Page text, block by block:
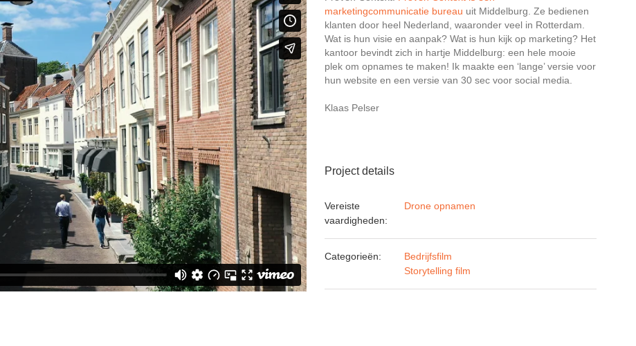
marketingcommunicatie bureau uit Middelburg. Ze bedienen
klanten door heel Nederland, waaronder veel in Rotterdam.
Wat is hun visie en aanpak? Wat is hun kijk op marketing? Het
kantoor bevindt zich in hartje Middelburg: een hele mooie
plek om opnames te maken! Ik maakte een ‘lange’ versie voor
hun website en een versie van 30 sec voor social media.
Klaas Pelser
Project details
Vereiste
vaardigheden:
Drone opnamen
Categorieën:
Bedrijfsfilm
Storytelling film